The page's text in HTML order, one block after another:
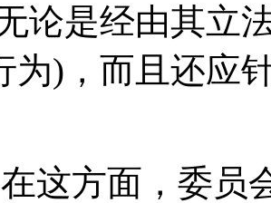
论是经由其立
为)，而且还应
这方面，委员